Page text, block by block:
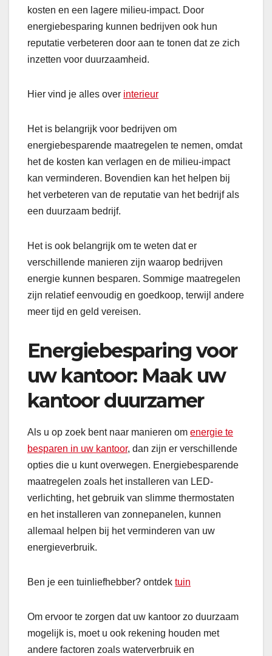
kosten en een lagere milieu-impact. Door
energiebesparing kunnen bedrijven ook hun
reputatie verbeteren door aan te tonen dat ze zich
inzetten voor duurzaamheid.
Hier vind je alles over interieur
Het is belangrijk voor bedrijven om
energiebesparende maatregelen te nemen, omdat
het de kosten kan verlagen en de milieu-impact
kan verminderen. Bovendien kan het helpen bij
het verbeteren van de reputatie van het bedrijf als
een duurzaam bedrijf.
Het is ook belangrijk om te weten dat er
verschillende manieren zijn waarop bedrijven
energie kunnen besparen. Sommige maatregelen
zijn relatief eenvoudig en goedkoop, terwijl andere
meer tijd en geld vereisen.
Energiebesparing voor
uw kantoor: Maak uw
kantoor duurzamer
Als u op zoek bent naar manieren om energie te
besparen in uw kantoor, dan zijn er verschillende
opties die u kunt overwegen. Energiebesparende
maatregelen zoals het installeren van LED-
verlichting, het gebruik van slimme thermostaten
en het installeren van zonnepanelen, kunnen
allemaal helpen bij het verminderen van uw
energieverbruik.
Ben je een tuinliefhebber? ontdek tuin
Om ervoor te zorgen dat uw kantoor zo duurzaam
mogelijk is, moet u ook rekening houden met
andere factoren zoals waterverbruik en